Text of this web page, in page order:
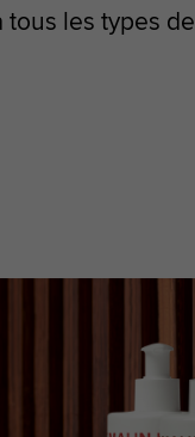
tous les types de